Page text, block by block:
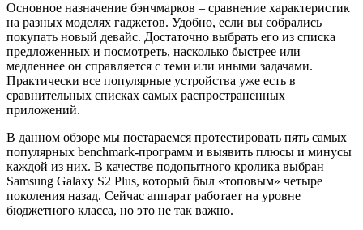
Основное назначение бэнчмарков – сравнение характеристик
на разных моделях гаджетов. Удобно, если вы собрались
покупать новый девайс. Достаточно выбрать его из списка
предложенных и посмотреть, насколько быстрее или
медленнее он справляется с теми или иными задачами.
Практически все популярные устройства уже есть в
сравнительных списках самых распространенных
приложений.
В данном обзоре мы постараемся протестировать пять самых
популярных benchmark-программ и выявить плюсы и минусы
каждой из них. В качестве подопытного кролика выбран
Samsung Galaxy S2 Plus, который был «топовым» четыре
поколения назад. Сейчас аппарат работает на уровне
бюджетного класса, но это не так важно.